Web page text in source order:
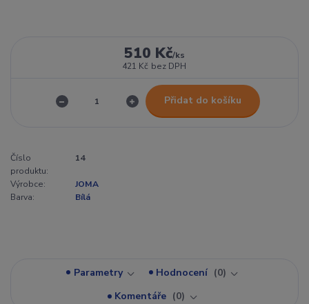
510 Kč/ks
421 Kč bez DPH
Přidat do košíku
Číslo
produktu:
14
Výrobce:
JOMA
Barva:
Bílá
Parametry Hodnocení
0
Komentáře
0